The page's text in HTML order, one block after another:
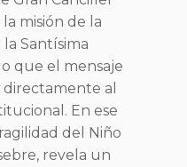
misión de la
Santísima
que el mensaje
al
En ese
del Niño
revela un